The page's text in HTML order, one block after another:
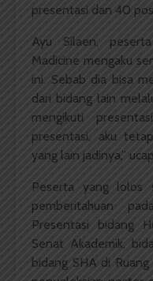
presentasi dan 40
Ayu Silaen,
Madicine mengaku
ini. Sebab dia bisa
dari bidang lain
mengikuti
presentasi, aku
yang lain jadinya,”
Peserta yang lolos
pemberitahuan
Presentasi bidang
Senat Akademik,
bidang SHA di